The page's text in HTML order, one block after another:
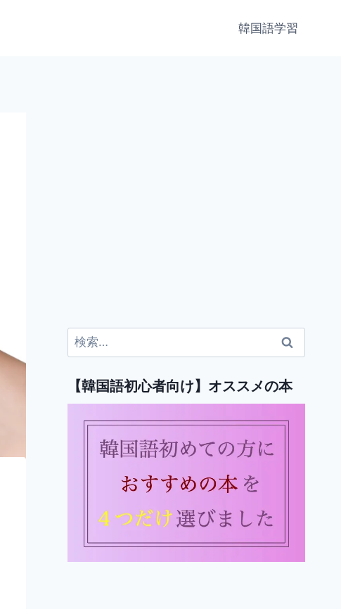
韓国語学習
検
索:
【韓国語初心者向け】オススメの本